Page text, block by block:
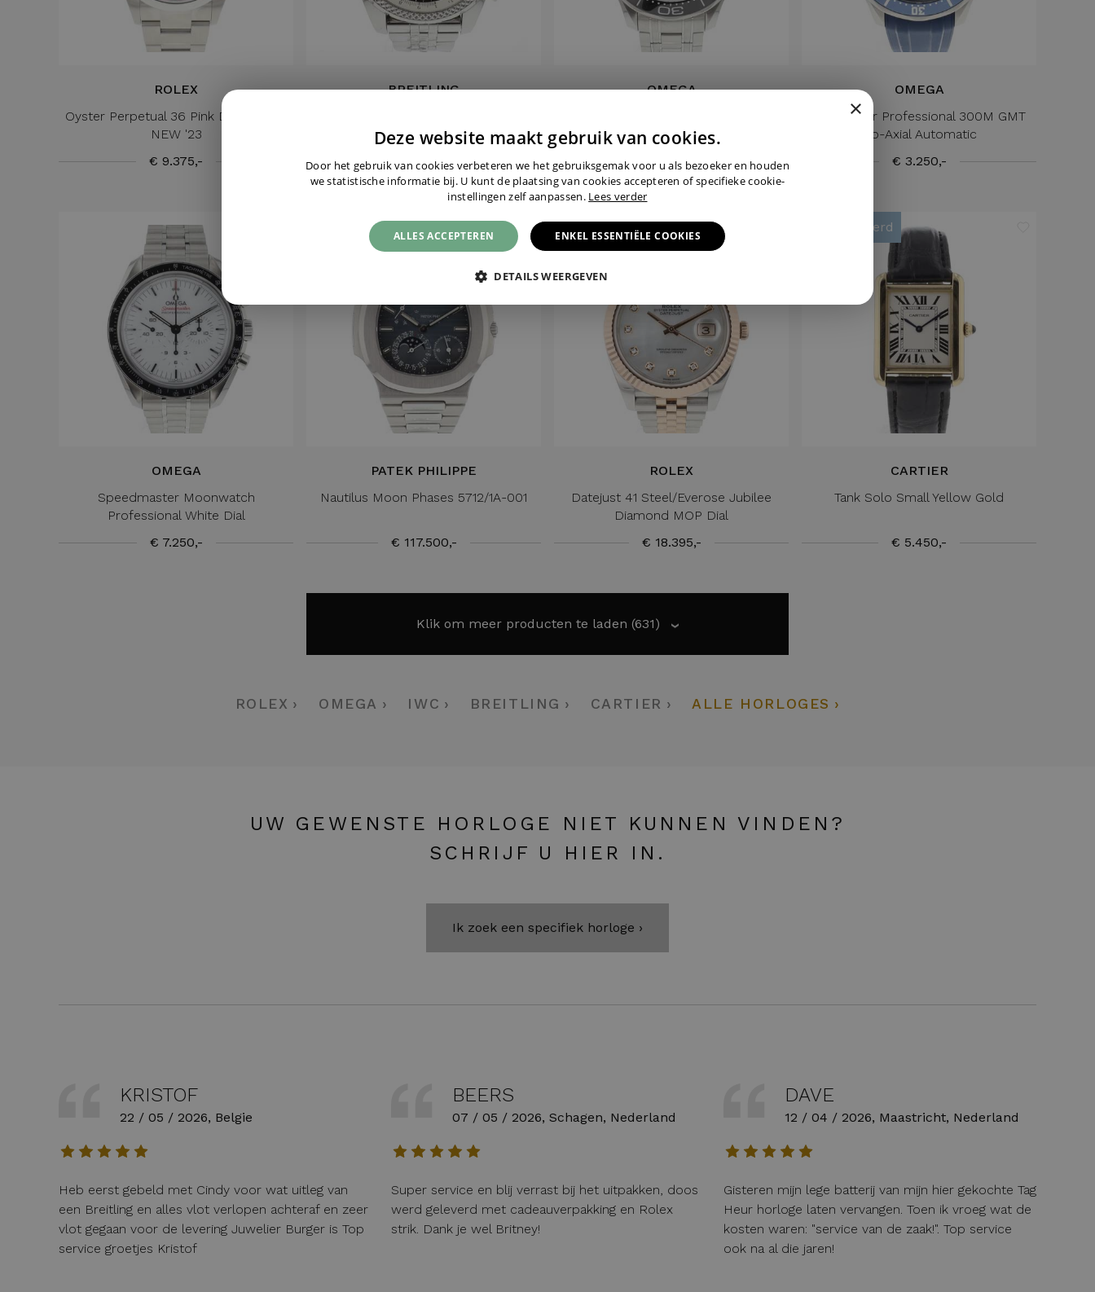
ROLEX
Oyster Perpetual 36 Pink Dial 126000
NEW '23
€ 9.375,-
BREITLING
€ 4.850,-
OMEGA
€ 4.595,-
OMEGA
Seamaster Professional 300M GMT
Co-Axial Automatic
€ 3.250,-
OMEGA
Speedmaster Moonwatch
Professional White Dial
€ 7.250,-
PATEK PHILIPPE
Nautilus Moon Phases 5712/1A-001
€ 117.500,-
ROLEX
Datejust 41 Steel/Everose Jubilee
Diamond MOP Dial
€ 18.395,-
Gereserveerd
CARTIER
Tank Solo Small Yellow Gold
€ 5.450,-
Klik om meer producten te laden (631) ›
ROLEX OMEGA IWC BREITLING CARTIER ALLE HORLOGES
UW GEWENSTE HORLOGE NIET KUNNEN VINDEN?
SCHRIJF U HIER IN.
Ik zoek een specifiek horloge ›
KRISTOF
22 / 05 / 2026, Belgie
Heb eerst gebeld met Cindy voor wat uitleg van
een Breitling en alles vlot verlopen achteraf en zeer
vlot gegaan voor de levering Juwelier Burger is Top
service groetjes Kristof
BEERS
07 / 05 / 2026, Schagen, Nederland
Super service en blij verrast bij het uitpakken, doos
werd geleverd met cadeauverpakking en Rolex
strik. Dank je wel Britney!
DAVE
12 / 04 / 2026, Maastricht, Nederland
Gisteren mijn lege batterij van mijn hier gekochte Tag
Heur horloge laten vervangen. Toen ik vroeg wat de
kosten waren: "service van de zaak!". Top service
ook na al die jaren!
×
Deze website maakt gebruik van cookies.
Door het gebruik van cookies verbeteren we het gebruiksgemak voor u als bezoeker en houden
we statistische informatie bij. U kunt de plaatsing van cookies accepteren of specifieke cookie-
instellingen zelf aanpassen. Lees verder
ALLES ACCEPTEREN ENKEL ESSENTIËLE COOKIES
DETAILS WEERGEVEN